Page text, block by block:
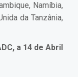
Namíbia,
da Tanzânia,
a 14 de Abril